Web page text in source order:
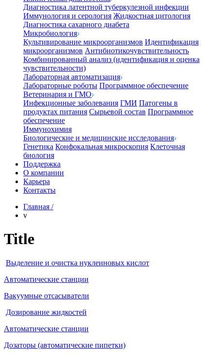
Диагностика латентной туберкулезной инфекции
Иммунология и серология Жидкостная цитология
Диагностика сахарного диабета
Микробиология
Культивирование микроорганизмов Идентификация
микроорганизмов Антибиотикочувствительность
Комбинированный анализ (идентификация и оценка
чувствительности)
Лабораторная автоматизация
Лабораторные роботы Программное обеспечение
Ветеринария и ГМО
Инфекционные заболевания ГМИ Патогены в
продуктах питания Сырьевой состав Программное
обеспечение
Иммунохимия
Биологические и медицинские исследования
Генетика Конфокальная микроскопия Клеточная
биология
Поддержка
О компании
Карьера
Контакты
Главная /
v
Title
Выделение и очистка нуклеиновых кислот
Автоматические станции
Вакуумные отсасыватели
Дозирование жидкостей
Автоматические станции
Дозаторы (автоматические пипетки)